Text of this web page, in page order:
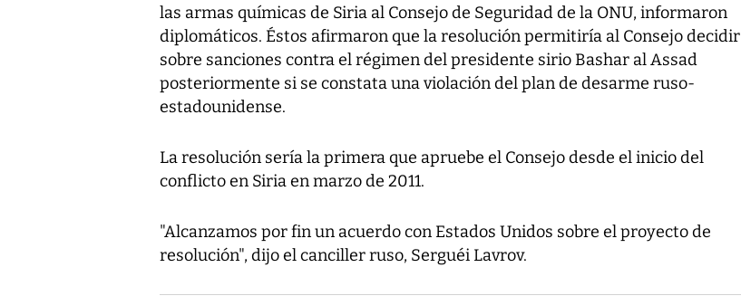
las armas químicas de Siria al Consejo de Seguridad de la ONU, informaron
diplomáticos. Éstos afirmaron que la resolución permitiría al Consejo decidir
sobre sanciones contra el régimen del presidente sirio Bashar al Assad
posteriormente si se constata una violación del plan de desarme ruso-
estadounidense.
La resolución sería la primera que apruebe el Consejo desde el inicio del
conflicto en Siria en marzo de 2011.
"Alcanzamos por fin un acuerdo con Estados Unidos sobre el proyecto de
resolución", dijo el canciller ruso, Serguéi Lavrov.